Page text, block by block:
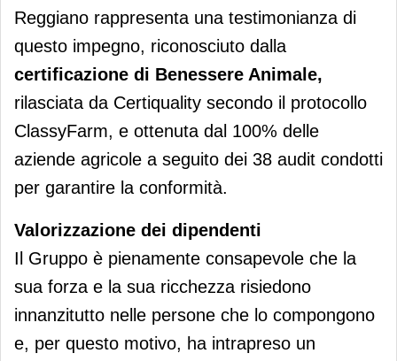
Reggiano rappresenta una testimonianza di
questo impegno, riconosciuto dalla
certificazione di Benessere Animale,
rilasciata da Certiquality secondo il protocollo
ClassyFarm, e ottenuta dal 100% delle
aziende agricole a seguito dei 38 audit condotti
per garantire la conformità.
Valorizzazione dei dipendenti
Il Gruppo è pienamente consapevole che la
sua forza e la sua ricchezza risiedono
innanzitutto nelle persone che lo compongono
e, per questo motivo, ha intrapreso un